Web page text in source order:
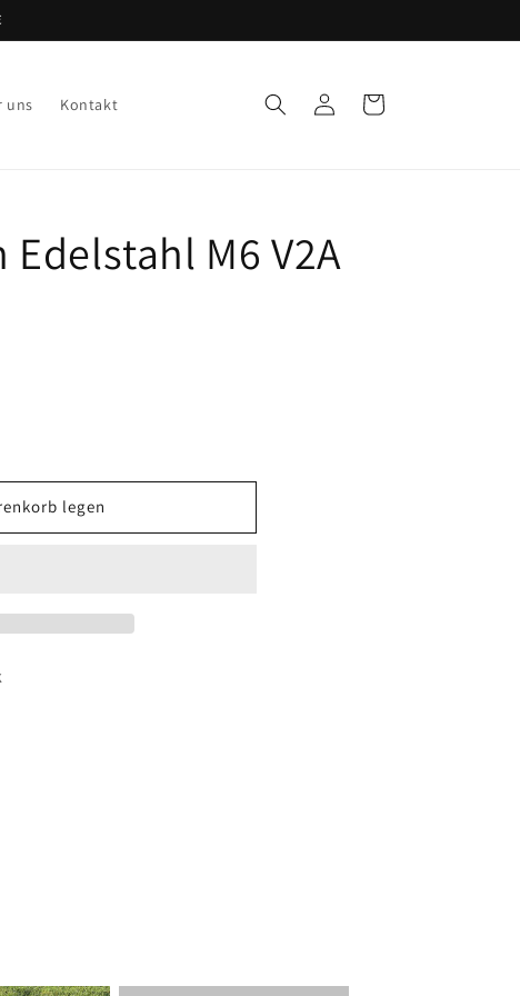
uns Kontakt EinloggenWarenkorb
M6 V2A
legen